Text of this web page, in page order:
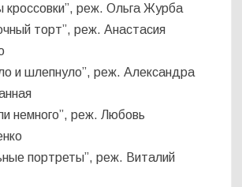
кроссовки”, реж. Ольга Журба
торт”, реж. Анастасия
и шлепнуло”, реж. Александра
немного”, реж. Любовь
портреты”, реж. Виталий